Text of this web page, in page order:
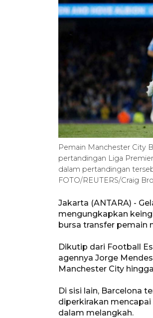
Pemain Manchester City
pertandingan Liga
dalam pertandingan
FOTO/REUTERS/Craig
Jakarta (ANTARA) -
mengungkapkan
bursa transfer pemain
Dikutip dari Football
agennya Jorge
Manchester City
Di sisi lain, Barcelona
diperkirakan
dalam melangkah.